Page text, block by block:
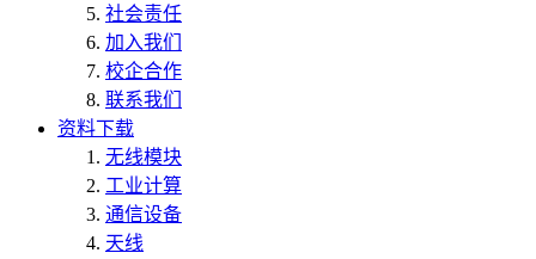
社会责任
加入我们
校企合作
联系我们
资料下载
无线模块
工业计算
通信设备
天线